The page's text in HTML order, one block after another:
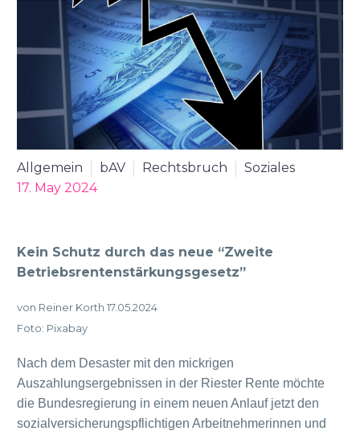
Allgemein bAV Rechtsbruch
Soziales
17. May 2024
Kein Schutz durch das neue “Zweite
Betriebsrentenstärkungsgesetz”
von Reiner Korth 17.05.2024
Foto: Pixabay
Nach dem Desaster mit den mickrigen
Auszahlungsergebnissen in der Riester Rente möchte
die Bundesregierung in einem neuen Anlauf jetzt den
sozialversicherungspflichtigen Arbeitnehmerinnen und